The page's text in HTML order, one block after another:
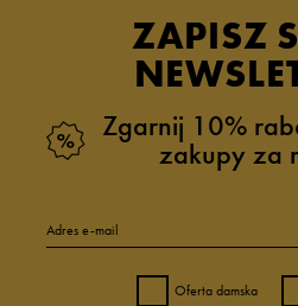
ZAPISZ
Zgarnij 10%
zakupy za
Adres e-mail
Oferta damska